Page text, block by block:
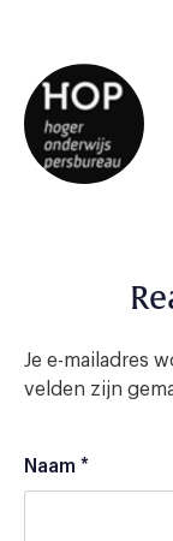
Je e-mailadres
velden zijn
Naam *